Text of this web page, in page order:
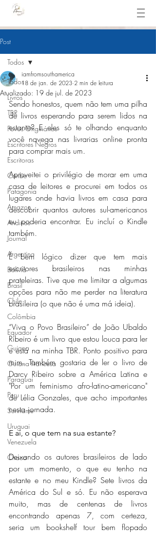
Post
Todos
Livros
TBR
Povos Originários
Escritores Negros
Escritoras
Caribe
Patagonia
Amazon
Andinos
Journal
Argentina
Bolívia
Brasil
Chile
Colômbia
Equador
Guiana
Guiana Francesa
Paraguai
Peru
Suriname
Uruguai
Venezuela
Chaco
Todos
iamfromsouthamerica
18 de jan. de 2023 2 min de leitura
Atualizado: 19 de jul. de 2023
Sendo honestos, quem não tem uma pilha
de livros esperando para serem lidos na
estante? E eles só te olhando enquanto
você navega nas livrarias online pronta
para comprar mais um.
Aproveitei o privilégio de morar em uma
casa de leitores e procurei em todos os
lugares onde havia livros em casa para
descobrir quantos autores sul-americanos
eu poderia encontrar. Eu incluí o Kindle
também.
É bem lógico dizer que tem mais
escritores brasileiros nas minhas
prateleiras. Tive que me limitar a algumas
opções para não me perder na literatura
brasileira (o que não é uma má ideia).
“Viva o Povo Brasileiro” de João Ubaldo
Ribeiro é um livro que estou louca para ler
e está na minha TBR. Ponto positivo para
mim. Também gostaria de ler o livro de
Darcy Ribeiro sobre a América Latina e
"Por um feminismo afro-latino-americano"
de Lélia Gonzales, que acho importantes
nesta jornada.
E aí, o que tem na sua estante?
Deixando os autores brasileiros de lado
por um momento, o que eu tenho na
estante e no meu Kindle? Sete livros da
América do Sul e só. Eu não esperava
muito, mas de centenas de livros
encontrando apenas 7, com certeza,
seria um bookshelf tour bem flopado